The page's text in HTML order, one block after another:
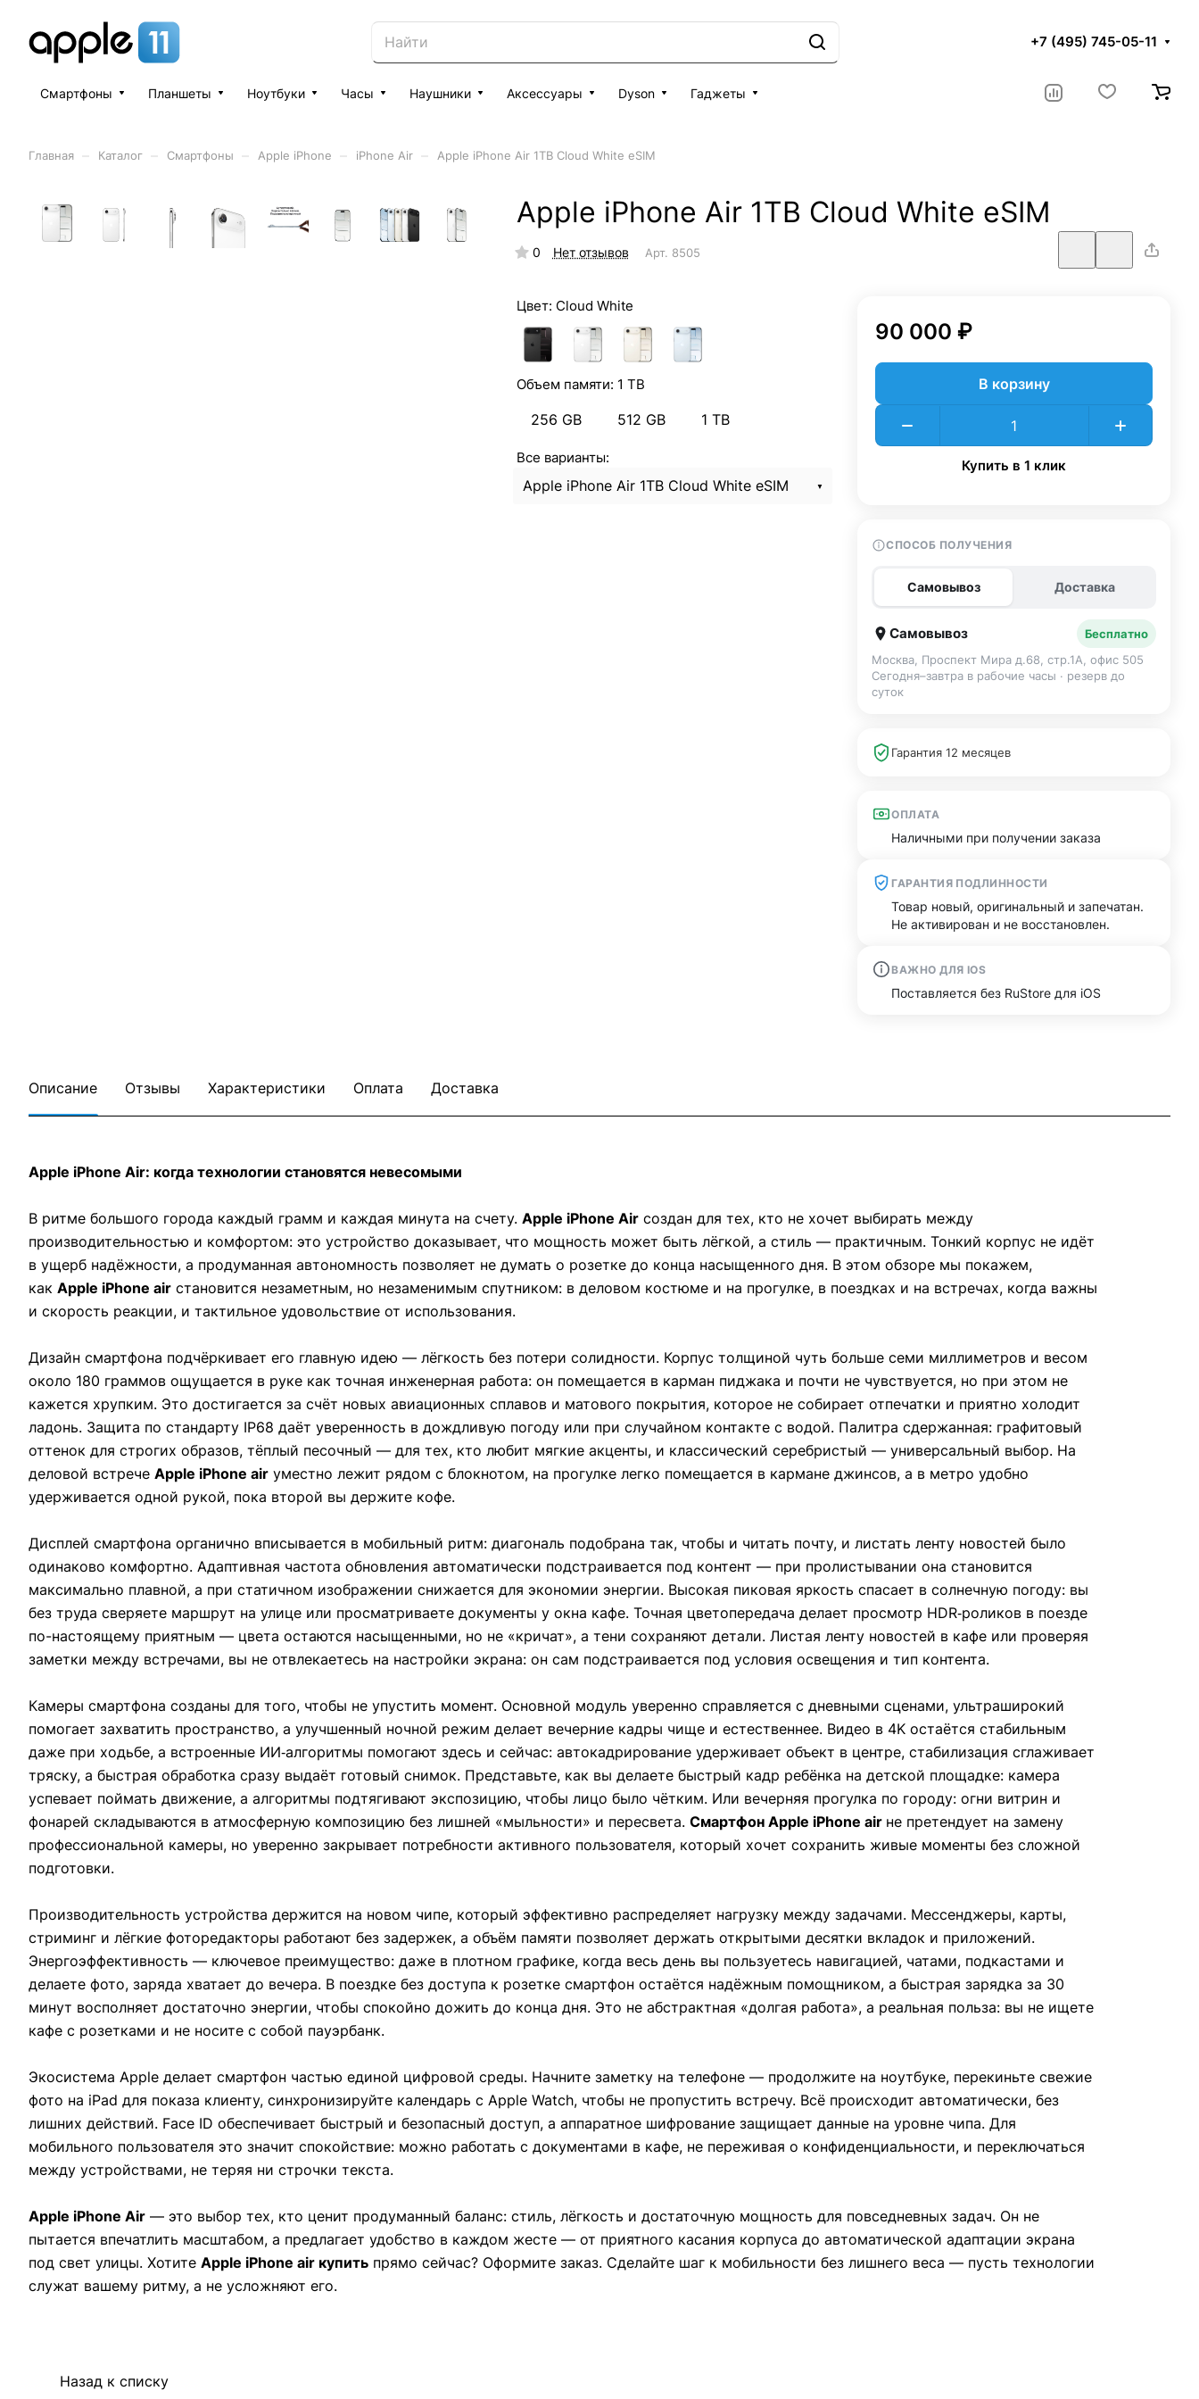
+7 (495) 745-05-11
Смартфоны Планшеты Ноутбуки Часы Наушники Аксессуары Dyson Гаджеты
Главная Каталог Смартфоны Apple iPhone iPhone Air Apple iPhone Air 1TB Cloud White eSIM
Apple iPhone Air 1TB Cloud White eSIM
0 Нет отзывов Арт. 8505
Цвет: Cloud White
Объем памяти: 1 TB
256 GB 512 GB 1 TB
Все варианты:
Apple iPhone Air 1TB Cloud White eSIM
90 000 ₽
В корзину
Купить в 1 клик
СПОСОБ ПОЛУЧЕНИЯ
Самовывоз Доставка
Самовывоз
Бесплатно
Москва, Проспект Мира д.68, стр.1А, офис 505
Сегодня–завтра в рабочие часы · резерв до
суток
Гарантия 12 месяцев
ОПЛАТА
Наличными при получении заказа
ГАРАНТИЯ ПОДЛИННОСТИ
Товар новый, оригинальный и запечатан.
Не активирован и не восстановлен.
ВАЖНО ДЛЯ IOS
Поставляется без RuStore для iOS
Описание Отзывы Характеристики Оплата Доставка
Apple iPhone Air: когда технологии становятся невесомыми
В ритме большого города каждый грамм и каждая минута на счету. Apple iPhone Air создан для тех, кто не хочет выбирать между
производительностью и комфортом: это устройство доказывает, что мощность может быть лёгкой, а стиль — практичным. Тонкий корпус не идёт
в ущерб надёжности, а продуманная автономность позволяет не думать о розетке до конца насыщенного дня. В этом обзоре мы покажем,
как Apple iPhone air становится незаметным, но незаменимым спутником: в деловом костюме и на прогулке, в поездках и на встречах, когда важны
и скорость реакции, и тактильное удовольствие от использования.
Дизайн смартфона подчёркивает его главную идею — лёгкость без потери солидности. Корпус толщиной чуть больше семи миллиметров и весом
около 180 граммов ощущается в руке как точная инженерная работа: он помещается в карман пиджака и почти не чувствуется, но при этом не
кажется хрупким. Это достигается за счёт новых авиационных сплавов и матового покрытия, которое не собирает отпечатки и приятно холодит
ладонь. Защита по стандарту IP68 даёт уверенность в дождливую погоду или при случайном контакте с водой. Палитра сдержанная: графитовый
оттенок для строгих образов, тёплый песочный — для тех, кто любит мягкие акценты, и классический серебристый — универсальный выбор. На
деловой встрече Apple iPhone air уместно лежит рядом с блокнотом, на прогулке легко помещается в кармане джинсов, а в метро удобно
удерживается одной рукой, пока второй вы держите кофе.
Дисплей смартфона органично вписывается в мобильный ритм: диагональ подобрана так, чтобы и читать почту, и листать ленту новостей было
одинаково комфортно. Адаптивная частота обновления автоматически подстраивается под контент — при пролистывании она становится
максимально плавной, а при статичном изображении снижается для экономии энергии. Высокая пиковая яркость спасает в солнечную погоду: вы
без труда сверяете маршрут на улице или просматриваете документы у окна кафе. Точная цветопередача делает просмотр HDR‑роликов в поезде
по-настоящему приятным — цвета остаются насыщенными, но не «кричат», а тени сохраняют детали. Листая ленту новостей в кафе или проверяя
заметки между встречами, вы не отвлекаетесь на настройки экрана: он сам подстраивается под условия освещения и тип контента.
Камеры смартфона созданы для того, чтобы не упустить момент. Основной модуль уверенно справляется с дневными сценами, ультраширокий
помогает захватить пространство, а улучшенный ночной режим делает вечерние кадры чище и естественнее. Видео в 4K остаётся стабильным
даже при ходьбе, а встроенные ИИ‑алгоритмы помогают здесь и сейчас: автокадрирование удерживает объект в центре, стабилизация сглаживает
тряску, а быстрая обработка сразу выдаёт готовый снимок. Представьте, как вы делаете быстрый кадр ребёнка на детской площадке: камера
успевает поймать движение, а алгоритмы подтягивают экспозицию, чтобы лицо было чётким. Или вечерняя прогулка по городу: огни витрин и
фонарей складываются в атмосферную композицию без лишней «мыльности» и пересвета. Смартфон Apple iPhone air не претендует на замену
профессиональной камеры, но уверенно закрывает потребности активного пользователя, который хочет сохранить живые моменты без сложной
подготовки.
Производительность устройства держится на новом чипе, который эффективно распределяет нагрузку между задачами. Мессенджеры, карты,
стриминг и лёгкие фоторедакторы работают без задержек, а объём памяти позволяет держать открытыми десятки вкладок и приложений.
Энергоэффективность — ключевое преимущество: даже в плотном графике, когда весь день вы пользуетесь навигацией, чатами, подкастами и
делаете фото, заряда хватает до вечера. В поездке без доступа к розетке смартфон остаётся надёжным помощником, а быстрая зарядка за 30
минут восполняет достаточно энергии, чтобы спокойно дожить до конца дня. Это не абстрактная «долгая работа», а реальная польза: вы не ищете
кафе с розетками и не носите с собой пауэрбанк.
Экосистема Apple делает смартфон частью единой цифровой среды. Начните заметку на телефоне — продолжите на ноутбуке, перекиньте свежие
фото на iPad для показа клиенту, синхронизируйте календарь с Apple Watch, чтобы не пропустить встречу. Всё происходит автоматически, без
лишних действий. Face ID обеспечивает быстрый и безопасный доступ, а аппаратное шифрование защищает данные на уровне чипа. Для
мобильного пользователя это значит спокойствие: можно работать с документами в кафе, не переживая о конфиденциальности, и переключаться
между устройствами, не теряя ни строчки текста.
Apple iPhone Air — это выбор тех, кто ценит продуманный баланс: стиль, лёгкость и достаточную мощность для повседневных задач. Он не
пытается впечатлить масштабом, а предлагает удобство в каждом жесте — от приятного касания корпуса до автоматической адаптации экрана
под свет улицы. Хотите Apple iPhone air купить прямо сейчас? Оформите заказ. Сделайте шаг к мобильности без лишнего веса — пусть технологии
служат вашему ритму, а не усложняют его.
Назад к списку